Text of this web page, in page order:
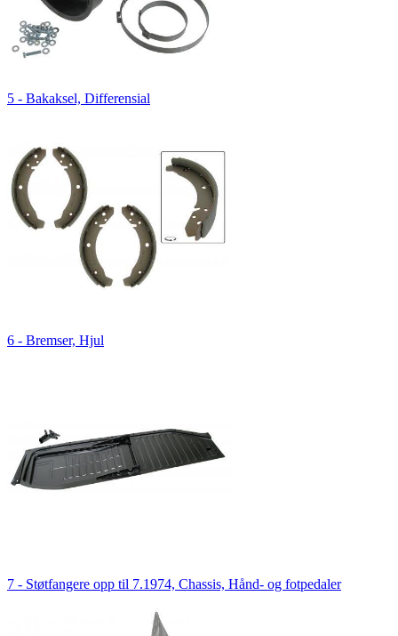
5 - Bakaksel, Differensial
6 - Bremser, Hjul
7 - Støtfangere opp til 7.1974, Chassis, Hånd- og fotpedaler